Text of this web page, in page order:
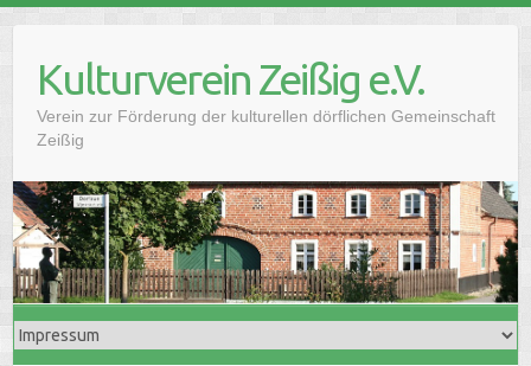
contentKulturverein Zeißig e.V.
Verein zur Förderung der kulturellen dörflichen Gemeinschaft
Zeißig